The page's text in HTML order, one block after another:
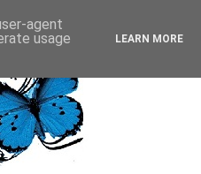
agent
usage
LEARN MORE